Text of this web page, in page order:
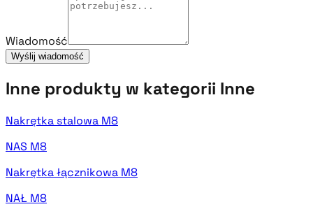
Wiadomość
Wyślij wiadomość
Inne produkty w kategorii Inne
Nakrętka stalowa M8
NAS M8
Nakrętka łącznikowa M8
NAŁ M8